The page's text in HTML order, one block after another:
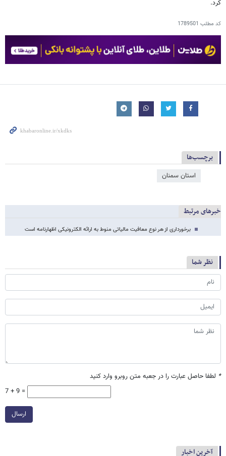
کرد.
کد مطلب 1789501
برچسب‌ها
استان سمنان
خبرهای مرتبط
برخورداری از هر نوع معافیت‌ مالیاتی منوط به ارائه الکترونیکی اظهارنامه است
نظر شما
* لطفا حاصل عبارت را در جعبه متن روبرو وارد کنید
7 + 9 =
ارسال
آخرین اخبار